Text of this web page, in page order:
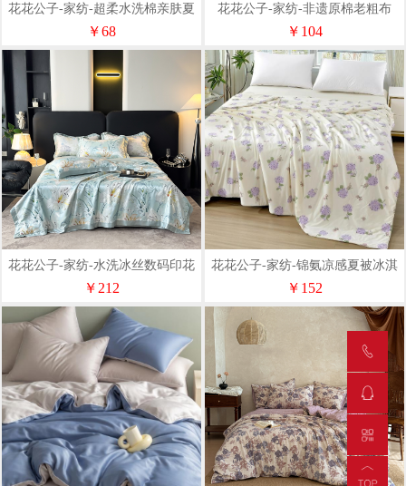
花花公子-家纺-超柔水洗棉亲肤夏
季空调夏凉被
￥68
花花公子-家纺-非遗原棉老粗布
230x240cm凉席三件套
￥104
花花公子-家纺-水洗冰丝数码印花
夏被四件套
￥212
花花公子-家纺-锦氨凉感夏被冰淇
淋凉感丝双人空调被
￥152